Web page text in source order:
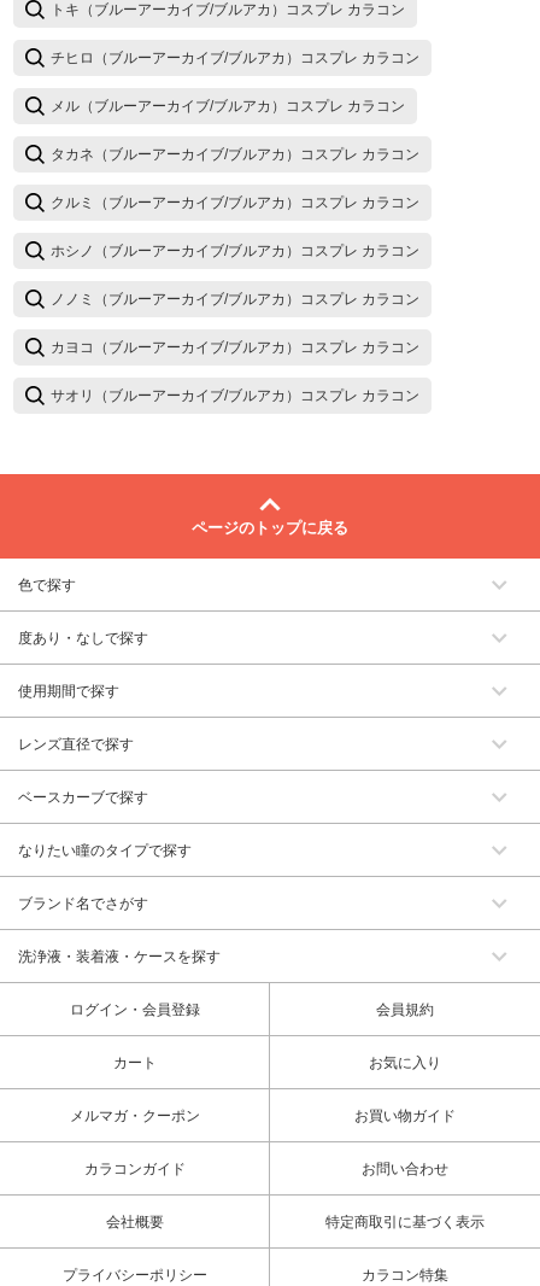
トキ（ブルーアーカイブ/ブルアカ）コスプレ カラコン
チヒロ（ブルーアーカイブ/ブルアカ）コスプレ カラコン
メル（ブルーアーカイブ/ブルアカ）コスプレ カラコン
タカネ（ブルーアーカイブ/ブルアカ）コスプレ カラコン
クルミ（ブルーアーカイブ/ブルアカ）コスプレ カラコン
ホシノ（ブルーアーカイブ/ブルアカ）コスプレ カラコン
ノノミ（ブルーアーカイブ/ブルアカ）コスプレ カラコン
カヨコ（ブルーアーカイブ/ブルアカ）コスプレ カラコン
サオリ（ブルーアーカイブ/ブルアカ）コスプレ カラコン
ページのトップに戻る
色で探す
度あり・なしで探す
使用期間で探す
レンズ直径で探す
ベースカーブで探す
なりたい瞳のタイプで探す
ブランド名でさがす
洗浄液・装着液・ケースを探す
ログイン・会員登録 会員規約
カート お気に入り
メルマガ・クーポン お買い物ガイド
カラコンガイド お問い合わせ
会社概要 特定商取引に基づく表示
プライバシーポリシー カラコン特集